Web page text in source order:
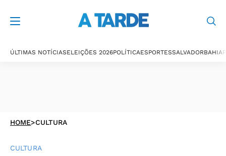
ÚLTIMAS NOTÍCIASELEIÇÕES 2026POLÍTICAESPORTESSALVADORBAHIA
HOME>CULTURA
CULTURA